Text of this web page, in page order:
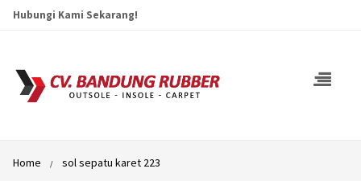
Hubungi Kami Sekarang!
Home sol sepatu karet 223